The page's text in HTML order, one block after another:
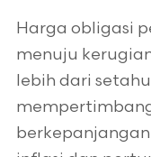
Harga obligasi
menuju
lebih dari